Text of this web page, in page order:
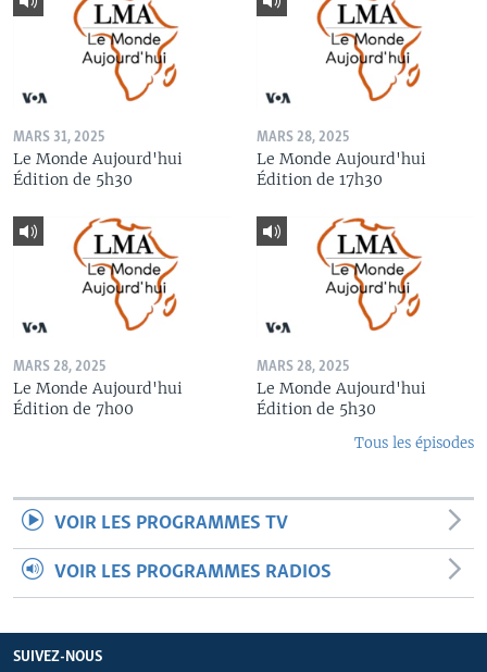
MARS 31, 2025
Le Monde Aujourd'hui
Édition de 5h30
MARS 28, 2025
Le Monde Aujourd'hui
Édition de 17h30
MARS 28, 2025
Le Monde Aujourd'hui
Édition de 7h00
MARS 28, 2025
Le Monde Aujourd'hui
Édition de 5h30
Tous les épisodes
VOIR LES PROGRAMMES TV
VOIR LES PROGRAMMES RADIOS
SUIVEZ-NOUS